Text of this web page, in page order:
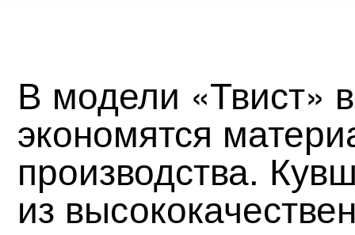
В модели «Твист»
экономятся
производства.
из